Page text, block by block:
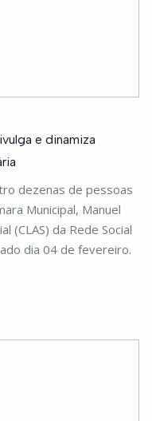
e dinamiza
dezenas de pessoas
Municipal, Manuel
(CLAS) da Rede Social
dia 04 de fevereiro.